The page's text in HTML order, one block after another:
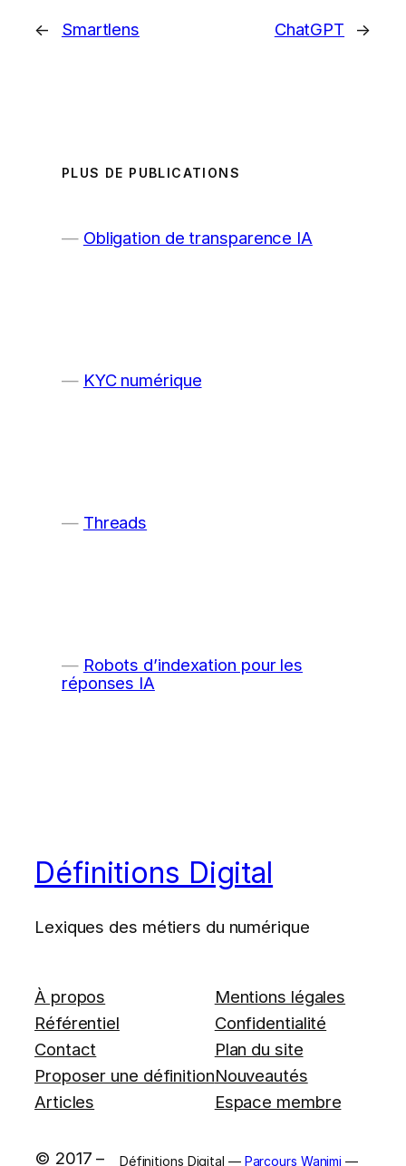
← Smartlens ChatGPT →
PLUS DE PUBLICATIONS
Obligation de transparence IA
KYC numérique
Threads
Robots d’indexation pour les
réponses IA
Définitions Digital
Lexiques des métiers du numérique
À propos
Référentiel
Contact
Proposer une définition
Articles
Mentions légales
Confidentialité
Plan du site
Nouveautés
Espace membre
© 2017 – Définitions Digital — Parcours Wanimi —